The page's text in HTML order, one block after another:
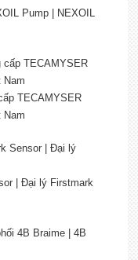
Pump | NEXOIL
TECAMYSER
Nam
| Đại lý Firstmark